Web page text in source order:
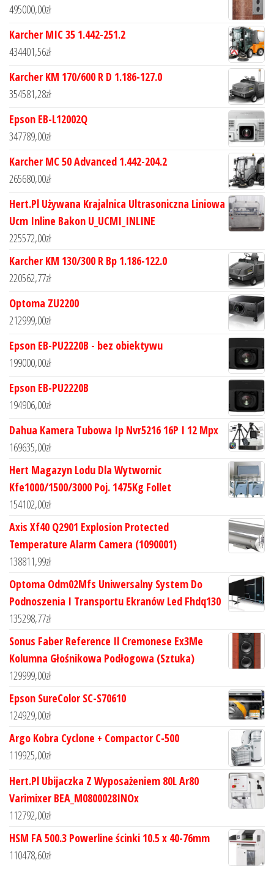
495000,00zł
Karcher MIC 35 1.442-251.2
434401,56zł
Karcher KM 170/600 R D 1.186-127.0
354581,28zł
Epson EB-L12002Q
347789,00zł
Karcher MC 50 Advanced 1.442-204.2
265680,00zł
Hert.Pl Używana Krajalnica Ultrasoniczna Liniowa
Ucm Inline Bakon U_UCMI_INLINE
225572,00zł
Karcher KM 130/300 R Bp 1.186-122.0
220562,77zł
Optoma ZU2200
212999,00zł
Epson EB-PU2220B - bez obiektywu
199000,00zł
Epson EB-PU2220B
194906,00zł
Dahua Kamera Tubowa Ip Nvr5216 16P I 12 Mpx
169635,00zł
Hert Magazyn Lodu Dla Wytwornic
Kfe1000/1500/3000 Poj. 1475Kg Follet
154102,00zł
Axis Xf40 Q2901 Explosion Protected
Temperature Alarm Camera (1090001)
138811,99zł
Optoma Odm02Mfs Uniwersalny System Do
Podnoszenia I Transportu Ekranów Led Fhdq130
135298,77zł
Sonus Faber Reference Il Cremonese Ex3Me
Kolumna Głośnikowa Podłogowa (Sztuka)
129999,00zł
Epson SureColor SC-S70610
124929,00zł
Argo Kobra Cyclone + Compactor C-500
119925,00zł
Hert.Pl Ubijaczka Z Wyposażeniem 80L Ar80
Varimixer BEA_M0800028INOx
112792,00zł
HSM FA 500.3 Powerline ścinki 10.5 x 40-76mm
110478,60zł